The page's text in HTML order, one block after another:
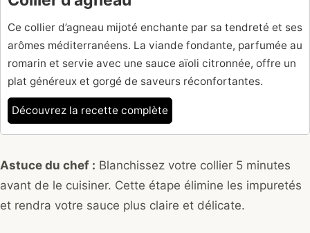
Ce collier d’agneau mijoté enchante par sa tendreté et ses
arômes méditerranéens. La viande fondante, parfumée au
romarin et servie avec une sauce aïoli citronnée, offre un
plat généreux et gorgé de saveurs réconfortantes.
Découvrez la recette complète
Astuce du chef : Blanchissez votre collier 5 minutes
avant de le cuisiner. Cette étape élimine les impuretés
et rendra votre sauce plus claire et délicate.